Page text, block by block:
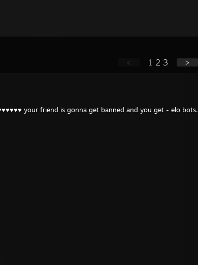
< 1 2 3 >
your friend is gonna get banned and you get - elo bots.